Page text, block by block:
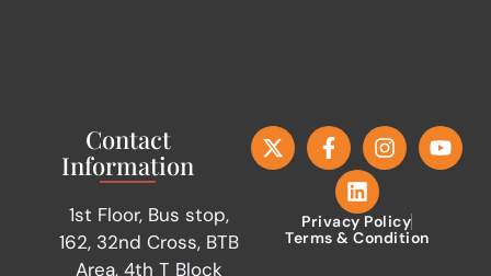
Contact
Information
1st Floor, Bus stop,
162, 32nd Cross, BTB
Area, 4th T Block
Privacy Policy
Terms & Condition